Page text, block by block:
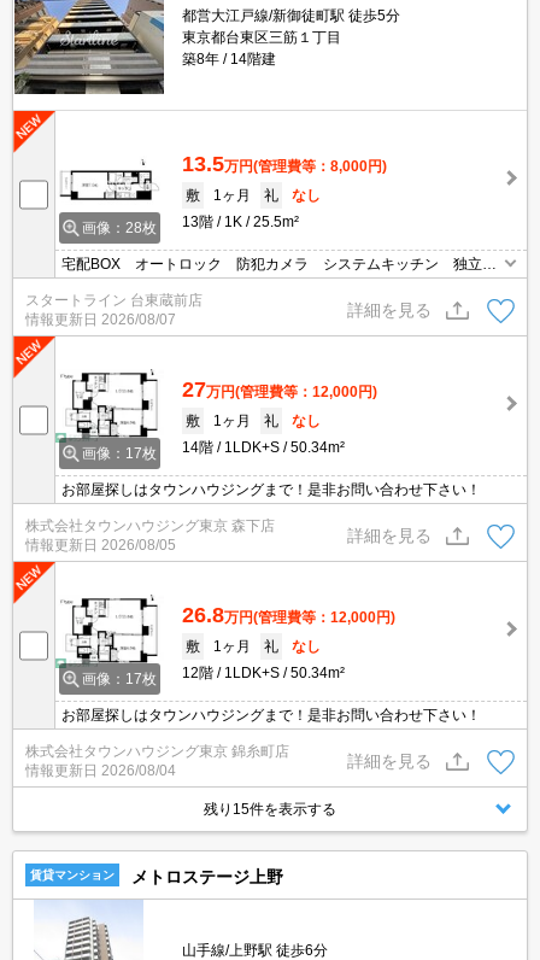
都営大江戸線/新御徒町駅 徒歩5分
東京都台東区三筋１丁目
築8年
14階建
画像：28枚
13.5万円(管理費等：8,000円)
敷
1ヶ月 礼
なし
13階
1K 25.5m²
宅配BOX オートロック 防犯カメラ システムキッチン 独立洗
面所
スタートライン 台東蔵前店
情報更新日 2026/08/07
詳細を見る
画像：17枚
27万円(管理費等：12,000円)
敷
1ヶ月 礼
なし
14階
1LDK+S 50.34m²
お部屋探しはタウンハウジングまで！是非お問い合わせ下さい！
株式会社タウンハウジング東京 森下店
情報更新日 2026/08/05
詳細を見る
画像：17枚
26.8万円(管理費等：12,000円)
敷
1ヶ月 礼
なし
12階
1LDK+S 50.34m²
お部屋探しはタウンハウジングまで！是非お問い合わせ下さい！
株式会社タウンハウジング東京 錦糸町店
情報更新日 2026/08/04
詳細を見る
残り15件を表示する
賃貸マンション メトロステージ上野
山手線/上野駅 徒歩6分